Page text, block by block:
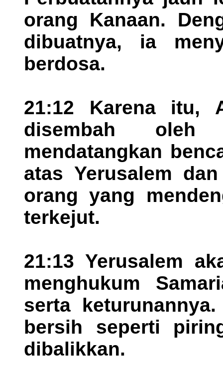
orang Kanaan.
dibuatnya, ia
berdosa.
21:12 Karena itu,
disembah
mendatangkan
atas Yerusalem
orang yang
terkejut.
21:13 Yerusalem
menghukum
serta
bersih seperti
dibalikkan.